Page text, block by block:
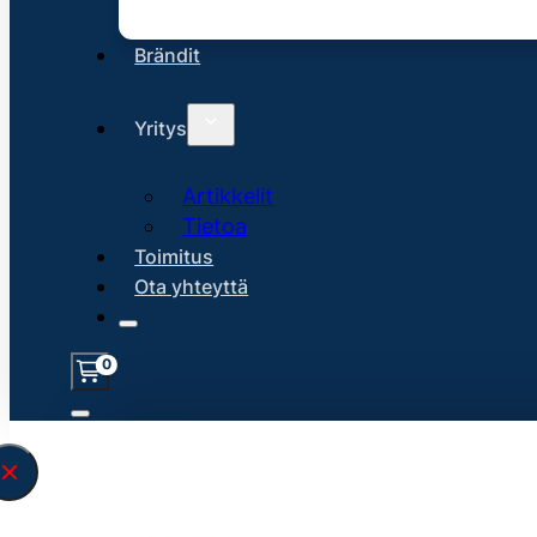
Brändit
Yritys
Artikkelit
Tietoa
Toimitus
Ota yhteyttä
0